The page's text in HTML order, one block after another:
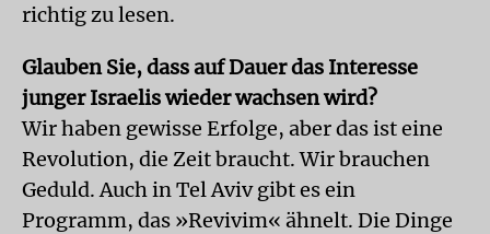
richtig zu lesen.
Glauben Sie, dass auf Dauer das Interesse
junger Israelis wieder wachsen wird?
Wir haben gewisse Erfolge, aber das ist eine
Revolution, die Zeit braucht. Wir brauchen
Geduld. Auch in Tel Aviv gibt es ein
Programm, das »Revivim« ähnelt. Die Dinge